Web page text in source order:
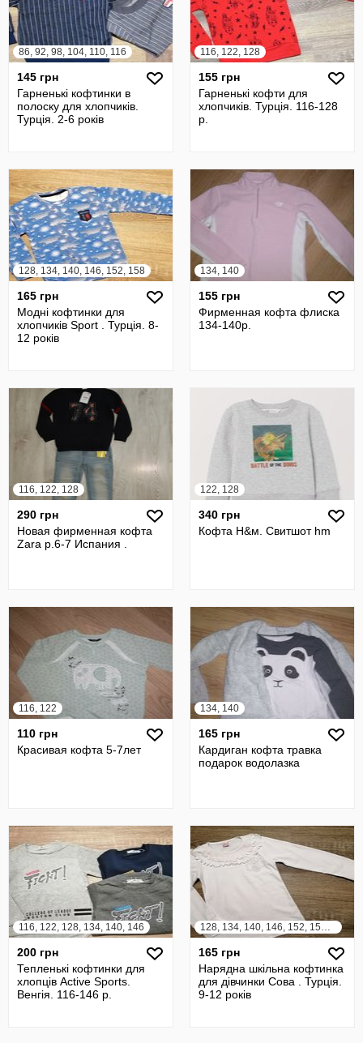
86, 92, 98, 104, 110, 116
145 грн
Гарненькі кофтинки в
полоску для хлопчиків.
Турція. 2-6 років
116, 122, 128
155 грн
Гарненькі кофти для
хлопчиків. Турція. 116-128
р.
128, 134, 140, 146, 152, 158
165 грн
Модні кофтинки для
хлопчиків Sport . Турція. 8-
12 років
134, 140
155 грн
Фирменная кофта флиска
134-140р.
116, 122, 128
290 грн
Новая фирменная кофта
Zara р.6-7 Испания .
122, 128
340 грн
Кофта Н&м. Свитшот hm
116, 122
110 грн
Красивая кофта 5-7лет
134, 140
165 грн
Кардиган кофта травка
подарок водолазка
116, 122, 128, 134, 140, 146
200 грн
Тепленькі кофтинки для
хлопців Active Sports.
Венгія. 116-146 р.
128, 134, 140, 146, 152, 158, 164
165 грн
Нарядна шкільна кофтинка
для дівчинки Сова . Турція.
9-12 років